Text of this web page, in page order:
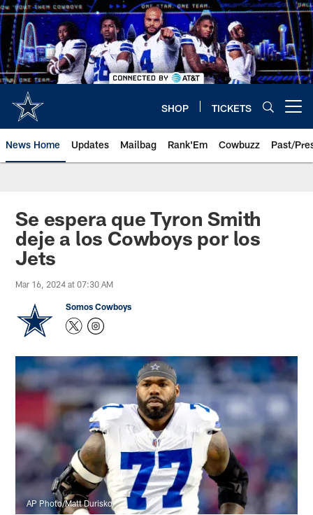
Skip
to
main
content
SHOP TICKETS
News Home Updates Mailbag Rank'Em Cowbuzz Past/
Se espera que Tyron Smith
deje a los Cowboys por los
Jets
Mar 16, 2024 at 07:30 AM
Somos Cowboys
AP Photo/Matt Durisko